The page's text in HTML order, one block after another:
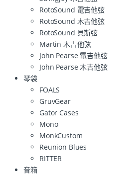
RotoSound 電吉他弦
RotoSound 木吉他弦
RotoSound 貝斯弦
Martin 木吉他弦
John Pearse 電吉他弦
John Pearse 木吉他弦
琴袋
FOALS
GruvGear
Gator Cases
Mono
MonkCustom
Reunion Blues
RITTER
音箱